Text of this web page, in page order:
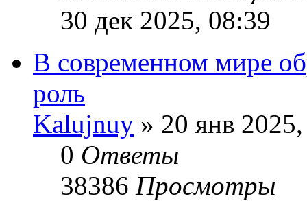
30 дек 2025, 08:39
В современном мире
роль
Kalujnuy » 20 янв
0 Ответы
38386 Просмотры